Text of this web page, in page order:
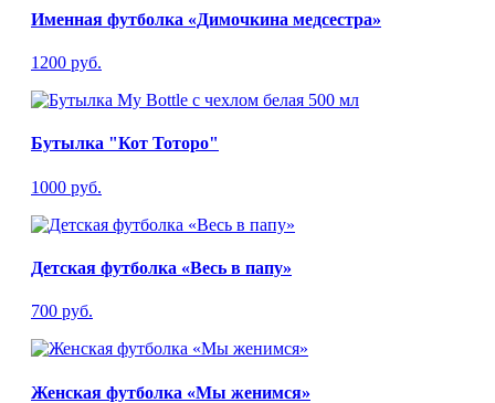
Именная футболка «Димочкина медсестра»
1200 руб.
Бутылка "Кот Тоторо"
1000 руб.
Детская футболка «Весь в папу»
700 руб.
Женская футболка «Мы женимся»